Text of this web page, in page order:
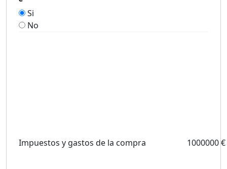
Si
No
Impuestos y gastos de la compra 1000000 €